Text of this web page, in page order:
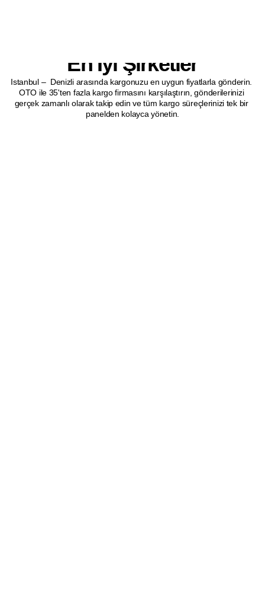
En İyi Şirketler
Istanbul –  Denizli arasında kargonuzu en uygun fiyatlarla gönderin.
OTO ile 35'ten fazla kargo firmasını karşılaştırın, gönderilerinizi
gerçek zamanlı olarak takip edin ve tüm kargo süreçlerinizi tek bir
panelden kolayca yönetin.